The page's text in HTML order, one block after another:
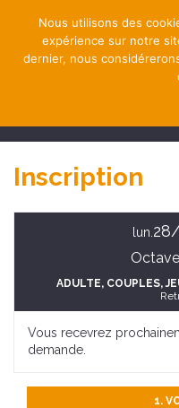
Inscription
lun.
ADULTE, COUPLES,
Vous recevrez
demande.
1.
Nous utilisons des
expérience sur notre
dernier, nous